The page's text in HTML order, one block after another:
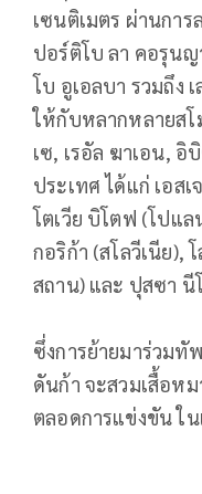
เซนติเมตร ผ่านการ
ปอร์ติโบ ลา คอรุนญ
โบ อูเอลบา รวมถึง
ให้กับหลากหลายสโ
เซ, เรอัล ฆาเอน, อิ
ประเทศ ได้แก่ เอส
โตเวีย บิโตฟ (โปแล
กอริก้า (สโลวีเนีย),
สถาน) และ ปุสซา นี
ซึ่งการย้ายมาร่วมทั
ดันก้า จะสวมเสื้อห
ตลอดการแข่งขัน ใน